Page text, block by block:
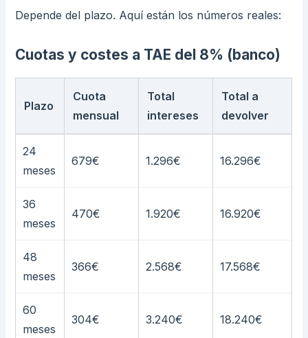
Depende del plazo. Aquí están los números reales:
Cuotas y costes a TAE del 8% (banco)
Plazo
Cuota
mensual
Total
intereses
Total a
devolver
24
meses
679€ 1.296€ 16.296€
36
meses
470€ 1.920€ 16.920€
48
meses
366€ 2.568€ 17.568€
60
meses
304€ 3.240€ 18.240€